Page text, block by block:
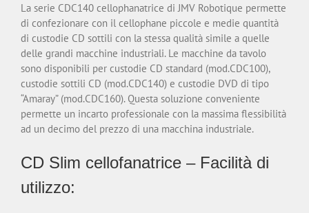
La serie CDC140 cellophanatrice di JMV Robotique permette
di confezionare con il cellophane piccole e medie quantità
di custodie CD sottili con la stessa qualità simile a quelle
delle grandi macchine industriali. Le macchine da tavolo
sono disponibili per custodie CD standard (mod.CDC100),
custodie sottili CD (mod.CDC140) e custodie DVD di tipo
“Amaray” (mod.CDC160). Questa soluzione conveniente
permette un incarto professionale con la massima flessibilità
ad un decimo del prezzo di una macchina industriale.
CD Slim cellofanatrice – Facilità di
utilizzo: